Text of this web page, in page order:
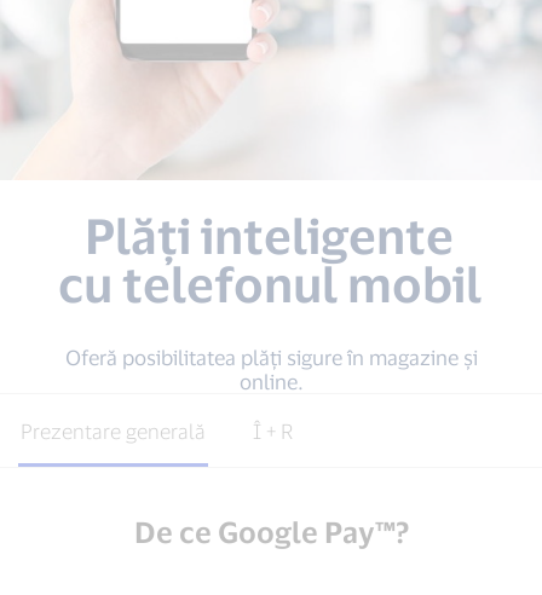
Plăți inteligente
cu telefonul mobil
Oferă posibilitatea plăți sigure în magazine și
online.
Prezentare generală Î + R
De ce Google Pay™?